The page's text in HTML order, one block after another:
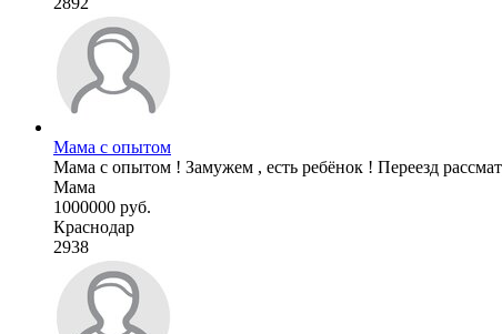
Мама с опытом
Мама с опытом ! Замужем , есть ребёнок ! Переезд
Мама
1000000 руб.
Краснодар
2938